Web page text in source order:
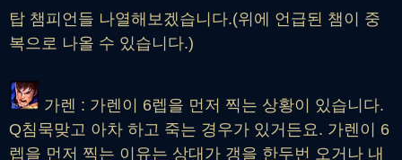
탑 챔피언들 나열해보겠습니다.(위에 언급된 챔이 중
복으로 나올 수 있습니다.)
가렌 : 가렌이 6렙을 먼저 찍는 상황이 있습니다.
Q침묵맞고 아차 하고 죽는 경우가 있거든요. 가렌이 6
렙을 먼저 찍는 이유는 상대가 갱을 한두번 오거나 내